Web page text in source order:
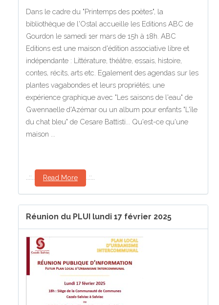
Dans le cadre du "Printemps des poètes", la
bibliothèque de l'Ostal accueille les Editions ABC de
Gourdon le samedi 1er mars de 15h à 18h. ABC
Editions est une maison d'édition associative libre et
indépendante : Littérature, théâtre, essais, histoire,
contes, récits, arts etc. Egalement des agendas sur les
plantes vagabondes et leurs propriétés; une
expérience graphique avec "Les saisons de l'eau" de
Gwennaelle d'Azémar ou un album pour enfants "L'île
du chat bleu" de Cesare Battisti... Qu'est-ce qu'une
maison ...
..::.. Read More ..::..
Réunion du PLUI lundi 17 février 2025